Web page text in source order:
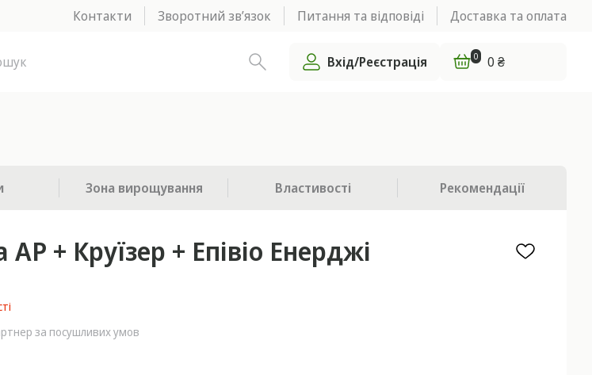
Контакти Зворотний зв’язок Питання та відповіді Доставка та оплата
Вхід/Реєстрація 0 0 ₴
Зона вирощування Властивості Рекомендації
АР + Круїзер + Епівіо Енерджі
за посушливих умов